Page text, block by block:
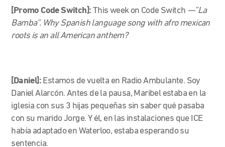
[Promo Code Switch]: This week on Code Switch —”La
Bamba”. Why Spanish language song with afro mexican
roots is an all American anthem?
[Daniel]: Estamos de vuelta en Radio Ambulante. Soy
Daniel Alarcón. Antes de la pausa, Maribel estaba en la
iglesia con sus 3 hijas pequeñas sin saber qué pasaba
con su marido Jorge. Y él, en las instalaciones que ICE
había adaptado en Waterloo, estaba esperando su
sentencia.